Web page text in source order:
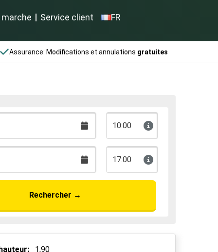
Service client FR
Assurance: Modifications et annulations gratuites
10:00
17:00
Rechercher →
1,90